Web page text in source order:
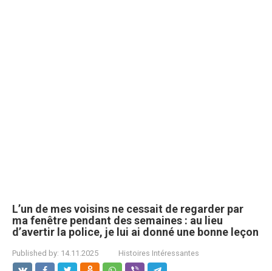
L’un de mes voisins ne cessait de regarder par
ma fenêtre pendant des semaines : au lieu
d’avertir la police, je lui ai donné une bonne leçon
Published by: 14.11.2025 Histoires Intéressantes